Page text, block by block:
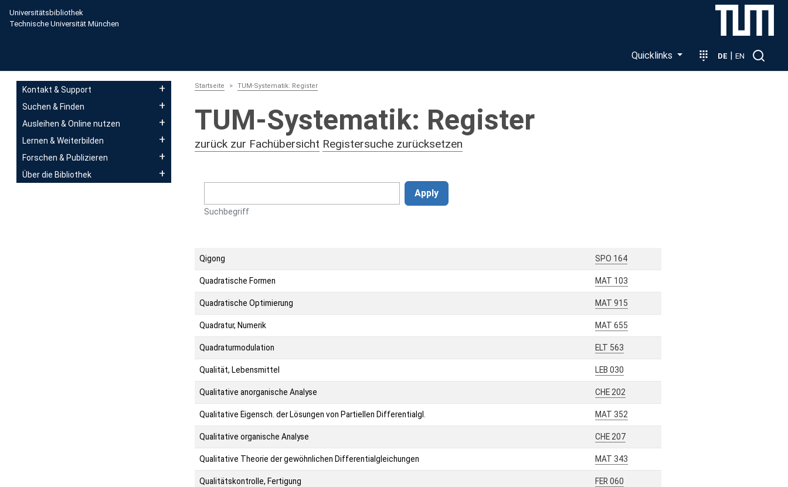
Direkt zum Inhalt
Universitätsbibliothek
Technische Universität München
Quicklinks DE | EN
Startseite TUM-Systematik: Register
TUM-Systematik: Register
zurück zur Fachübersicht Registersuche zurücksetzen
Suchbegriff
Apply
Qigong SPO 164
Quadratische Formen MAT 103
Quadratische Optimierung MAT 915
Quadratur, Numerik MAT 655
Quadraturmodulation ELT 563
Qualität, Lebensmittel LEB 030
Qualitative anorganische Analyse CHE 202
Qualitative Eigensch. der Lösungen von Partiellen Differentialgl. MAT 352
Qualitative organische Analyse CHE 207
Qualitative Theorie der gewöhnlichen Differentialgleichungen MAT 343
Qualitätskontrolle, Fertigung FER 060
Main navigation
Kontakt & Support
Suchen & Finden
Ausleihen & Online nutzen
Lernen & Weiterbilden
Forschen & Publizieren
Über die Bibliothek